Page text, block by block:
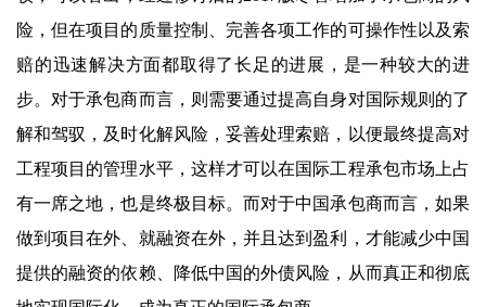
险，但在项目的质量控制、完善各项工作的可操作性以及索
赔的迅速解决方面都取得了长足的进展，是一种较大的进
步。对于承包商而言，则需要通过提高自身对国际规则的了
解和驾驭，及时化解风险，妥善处理索赔，以便最终提高对
工程项目的管理水平，这样才可以在国际工程承包市场上占
有一席之地，也是终极目标。而对于中国承包商而言，如果
做到项目在外、就融资在外，并且达到盈利，才能减少中国
提供的融资的依赖、降低中国的外债风险，从而真正和彻底